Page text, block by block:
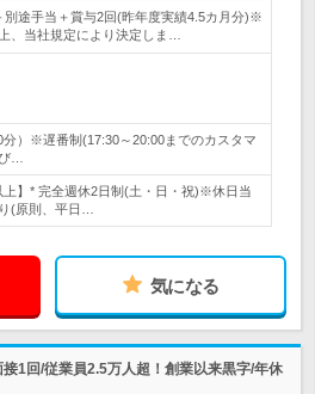
別途手当＋賞与2回(昨年度実績4.5カ月分)※
、当社規定により決定しま…
分）※遅番制(17:30～20:00までのカスタマ
…
上】* 完全週休2日制(土・日・祝)※休日当
(原則、平日…
気になる
1回/従業員2.5万人超！創業以来黒字/年休